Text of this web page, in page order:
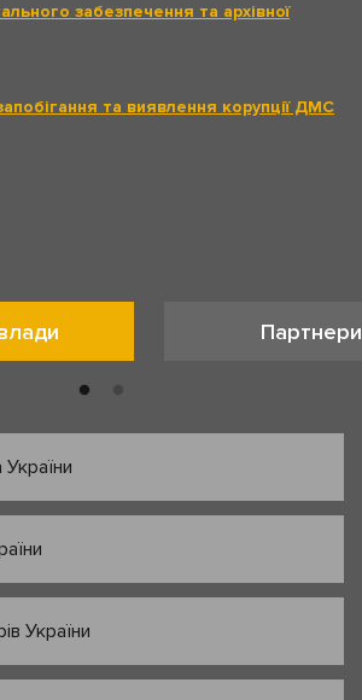
забезпечення та архівної
та виявлення корупції ДМС
Партнери
України